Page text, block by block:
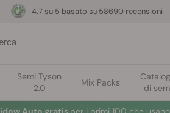
Semi Tyson
2.0
Mix Packs
di
4.7 su 5 basato su58690 recensioni